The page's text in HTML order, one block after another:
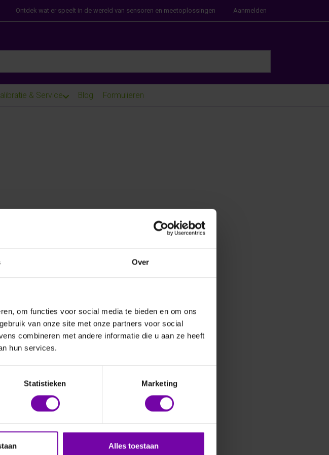
Over
om functies voor social media te bieden en om ons
van onze site met onze partners voor social
combineren met andere informatie die u aan ze heeft
hun services.
Statistieken Marketing
Alles toestaan
Ontdek wat er speelt in de wereld van sensoren en meetoplossingen Aanmelden
& Service Blog Formulieren